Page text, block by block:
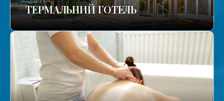
ТЕРМАЛЬНИЙ ГОТЕЛЬ